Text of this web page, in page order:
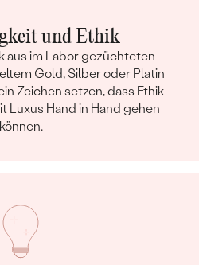
und Ethik
aus im Labor gezüchteten
Gold, Silber oder Platin
Zeichen setzen, dass Ethik
Luxus Hand in Hand gehen
können.